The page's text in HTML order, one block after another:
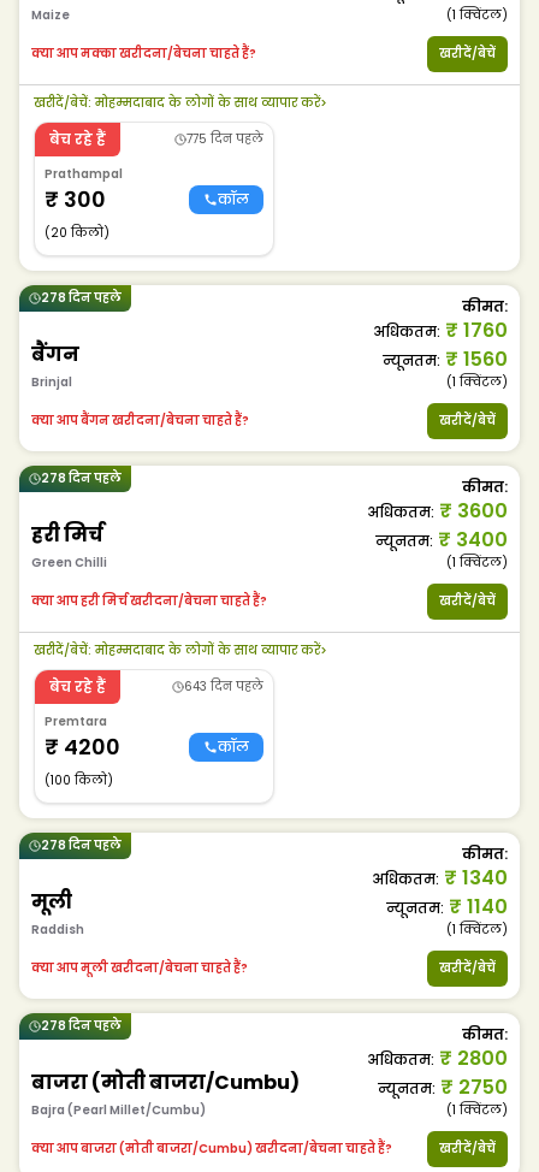
Maize (1क्विंटल)
क्या आप मक्का खरीदना/बेचना चाहते हैं? खरीदें/बेचें
खरीदें/बेचें: मोहम्मदाबाद के लोगों के साथ व्यापार करें>
बेच रहे हैं
775 दिन पहले
Prathampal
₹ 300 कॉल
(20 किलो)
278 दिन पहले
बैंगन
Brinjal
कीमत:
अधिकतम: ₹ 1760
न्यूनतम: ₹ 1560
(1क्विंटल)
क्या आप बैंगन खरीदना/बेचना चाहते हैं? खरीदें/बेचें
278 दिन पहले
हरी मिर्च
Green Chilli
कीमत:
अधिकतम: ₹ 3600
न्यूनतम: ₹ 3400
(1क्विंटल)
क्या आप हरी मिर्च खरीदना/बेचना चाहते हैं? खरीदें/बेचें
खरीदें/बेचें: मोहम्मदाबाद के लोगों के साथ व्यापार करें>
बेच रहे हैं
643 दिन पहले
Premtara
₹ 4200 कॉल
(100 किलो)
278 दिन पहले
मूली
Raddish
कीमत:
अधिकतम: ₹ 1340
न्यूनतम: ₹ 1140
(1क्विंटल)
क्या आप मूली खरीदना/बेचना चाहते हैं? खरीदें/बेचें
278 दिन पहले
बाजरा (मोती बाजरा/Cumbu)
Bajra (Pearl Millet/Cumbu)
कीमत:
अधिकतम: ₹ 2800
न्यूनतम: ₹ 2750
(1क्विंटल)
क्या आप बाजरा (मोती बाजरा/Cumbu) खरीदना/बेचना चाहते हैं? खरीदें/बेचें